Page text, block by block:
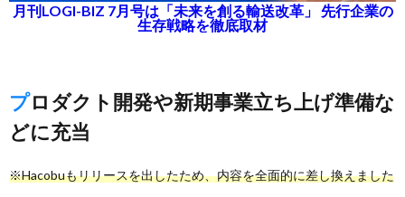
月刊LOGI-BIZ 7月号は「未来を創る輸送改革」 先行企業の
生存戦略を徹底取材
プロダクト開発や新期事業立ち上げ準備な
どに充当
※Hacobuもリリースを出したため、内容を全面的に差し換えました